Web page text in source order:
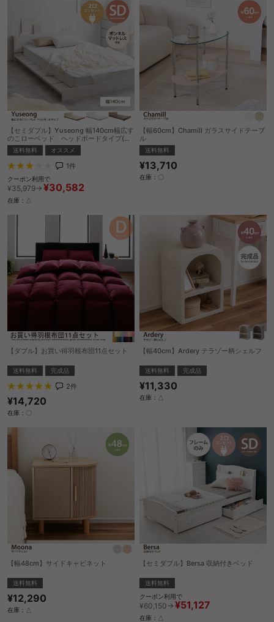
【セミダブル】Yuseong 幅140cm幅広す
のこローベッド ヘッドボードタイプ(ボ
ンネルマットレス付き)
送料無料 オススメ
1件
クーポン利用で
¥35,979→ ¥30,582
在庫：△
【幅60cm】Chamill ガラスサイドテーブ
ル
送料無料
¥13,710
在庫：〇
【ダブル】お買い得羽根布団11点セット
送料無料 完成品
2件
¥14,720
在庫：〇
【幅40cm】Ardery テラゾー柄シェルフ
送料無料 完成品
¥11,330
在庫：△
【幅48cm】サイドキャビネット
送料無料
¥12,290
在庫：△
【セミダブル】Bersa 収納付きベッド
送料無料
クーポン利用で
¥60,150→ ¥51,127
在庫：△